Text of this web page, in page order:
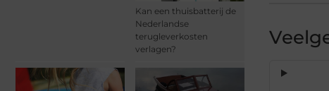
Kan een thuisbatterij de
Nederlandse
terugleverkosten
verlagen?